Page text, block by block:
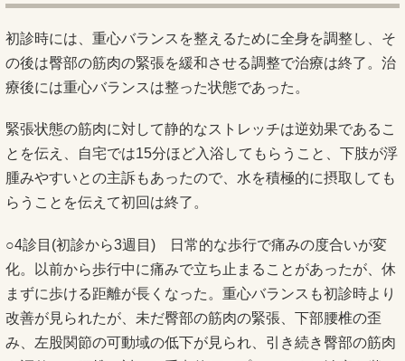
初診時には、重心バランスを整えるために全身を調整し、そ
の後は臀部の筋肉の緊張を緩和させる調整で治療は終了。治
療後には重心バランスは整った状態であった。
緊張状態の筋肉に対して静的なストレッチは逆効果であるこ
とを伝え、自宅では15分ほど入浴してもらうこと、下肢が浮
腫みやすいとの主訴もあったので、水を積極的に摂取しても
らうことを伝えて初回は終了。
○4診目(初診から3週目) 日常的な歩行で痛みの度合いが変
化。以前から歩行中に痛みで立ち止まることがあったが、休
まずに歩ける距離が長くなった。重心バランスも初診時より
改善が見られたが、未だ臀部の筋肉の緊張、下部腰椎の歪
み、左股関節の可動域の低下が見られ、引き続き臀部の筋肉